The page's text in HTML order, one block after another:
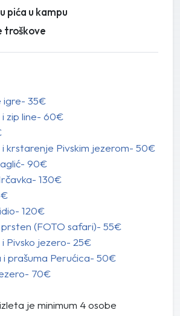
pića u kampu
troškove
igre- 35€
i zip line- 60€
i krstarenje Pivskim jezerom- 50€
90€
130€
120€
(FOTO safari)- 55€
Pivsko jezero- 25€
i prašuma Perućica- 50€
70€
je minimum 4 osobe